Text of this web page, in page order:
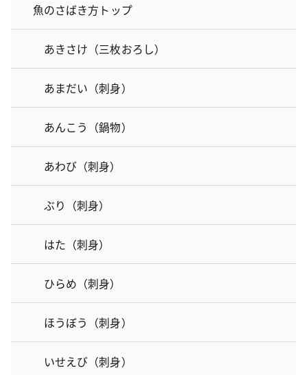
魚のさばき方トップ
あきさけ（三枚おろし）
あまだい（刺身）
あんこう（鍋物）
あわび（刺身）
ぶり（刺身）
はた（刺身）
ひらめ（刺身）
ほうぼう（刺身）
いせえび（刺身）